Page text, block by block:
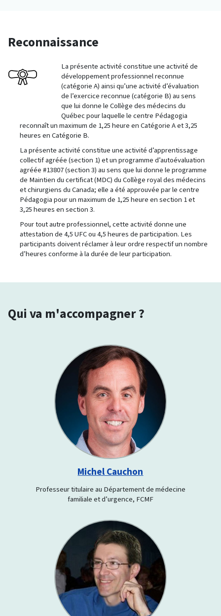
Reconnaissance
La présente activité constitue une activité de
développement professionnel reconnue
(catégorie A) ainsi qu’une activité d’évaluation
de l’exercice reconnue (catégorie B) au sens
que lui donne le Collège des médecins du
Québec pour laquelle le centre Pédagogia
reconnaît un maximum de 1,25 heure en Catégorie A et 3,25
heures en Catégorie B.
La présente activité constitue une activité d’apprentissage
collectif agréée (section 1) et un programme d’autoévaluation
agréée #13807 (section 3) au sens que lui donne le programme
de Maintien du certificat (MDC) du Collège royal des médecins
et chirurgiens du Canada; elle a été approuvée par le centre
Pédagogia pour un maximum de 1,25 heure en section 1 et
3,25 heures en section 3.
Pour tout autre professionnel, cette activité donne une
attestation de 4,5 UFC ou 4,5 heures de participation. Les
participants doivent réclamer à leur ordre respectif un nombre
d’heures conforme à la durée de leur participation.
Qui va m'accompagner ?
Michel Cauchon
Professeur titulaire au Département de médecine
familiale et d’urgence, FCMF